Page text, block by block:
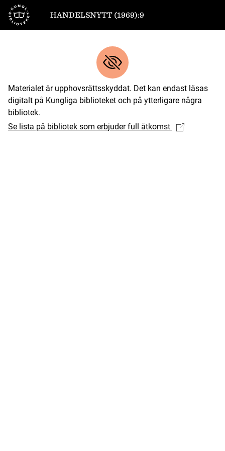
Till startsidan
HANDELSNYTT (1969):9
Materialet är upphovsrättsskyddat. Det kan endast läsas
digitalt på Kungliga biblioteket och på ytterligare några
bibliotek.
Se lista på bibliotek som erbjuder full åtkomst